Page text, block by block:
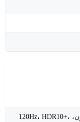
LTPO AMOLED، مليار لون، 120Hz، HDR10+،